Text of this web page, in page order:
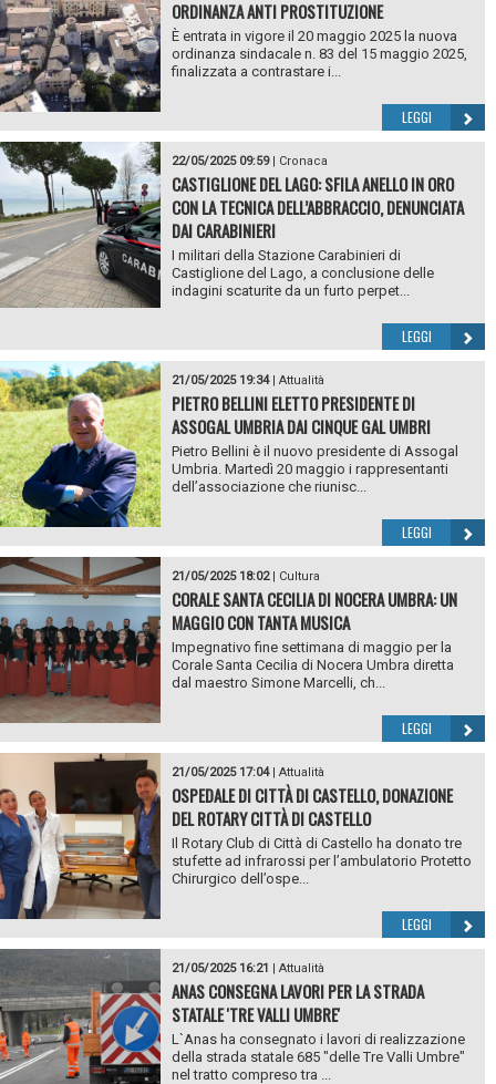
ORDINANZA ANTI PROSTITUZIONE
È entrata in vigore il 20 maggio 2025 la nuova
ordinanza sindacale n. 83 del 15 maggio 2025,
finalizzata a contrastare i...
LEGGI
22/05/2025 09:59| Cronaca
CASTIGLIONE DEL LAGO: SFILA ANELLO IN ORO
CON LA TECNICA DELL’ABBRACCIO, DENUNCIATA
DAI CARABINIERI
I militari della Stazione Carabinieri di
Castiglione del Lago, a conclusione delle
indagini scaturite da un furto perpet...
LEGGI
21/05/2025 19:34| Attualità
PIETRO BELLINI ELETTO PRESIDENTE DI
ASSOGAL UMBRIA DAI CINQUE GAL UMBRI
Pietro Bellini è il nuovo presidente di Assogal
Umbria. Martedì 20 maggio i rappresentanti
dell’associazione che riunisc...
LEGGI
21/05/2025 18:02| Cultura
CORALE SANTA CECILIA DI NOCERA UMBRA: UN
MAGGIO CON TANTA MUSICA
Impegnativo fine settimana di maggio per la
Corale Santa Cecilia di Nocera Umbra diretta
dal maestro Simone Marcelli, ch...
LEGGI
21/05/2025 17:04| Attualità
OSPEDALE DI CITTÀ DI CASTELLO, DONAZIONE
DEL ROTARY CITTÀ DI CASTELLO
Il Rotary Club di Città di Castello ha donato tre
stufette ad infrarossi per l’ambulatorio Protetto
Chirurgico dell’ospe...
LEGGI
21/05/2025 16:21 | Attualità
ANAS CONSEGNA LAVORI PER LA STRADA
STATALE 'TRE VALLI UMBRE'
L`Anas ha consegnato i lavori di realizzazione
della strada statale 685 "delle Tre Valli Umbre"
nel tratto compreso tra ...